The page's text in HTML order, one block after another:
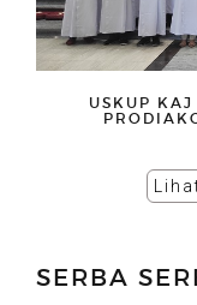
USKUP
SERBA